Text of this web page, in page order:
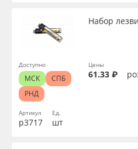
Артикул
р3717
Набор
Ед.
шт
Цены
61.33 ₽
Доступно
МСК
СПБ
РНД